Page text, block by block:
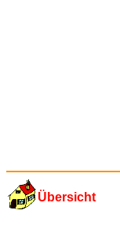
Übersicht